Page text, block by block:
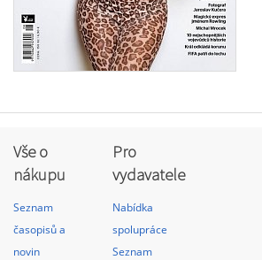
Vše o
nákupu
Seznam
časopisů a
novin
Pro
vydavatele
Nabídka
spolupráce
Seznam